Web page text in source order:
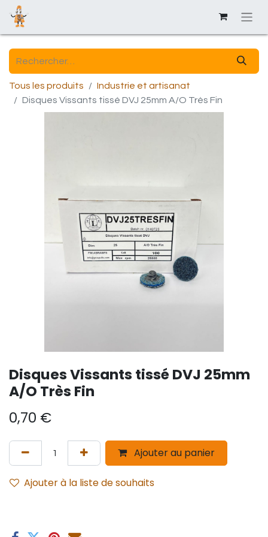
Tous les produits
Industrie et artisanat
Disques Vissants tissé DVJ 25mm A/O Très Fin
Disques Vissants tissé DVJ 25mm
A/O Très Fin
0,70 €
Ajouter au panier
Ajouter à la liste de souhaits